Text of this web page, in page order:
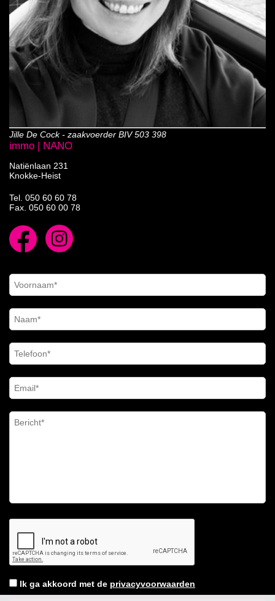
Jille De Cock - zaakvoerder BIV 503 398
immo | NANO
Natiënlaan 231
Knokke-Heist
Tel. 050 60 60 78
Fax. 050 60 00 78
Ik ga akkoord met de privacyvoorwaarden